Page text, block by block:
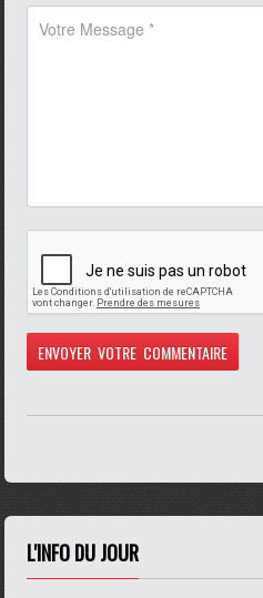
L'INFO DU JOUR